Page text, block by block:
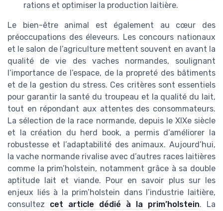
rations et optimiser la production laitière.
Le bien-être animal est également au cœur des
préoccupations des éleveurs. Les concours nationaux
et le salon de l’agriculture mettent souvent en avant la
qualité de vie des vaches normandes, soulignant
l’importance de l’espace, de la propreté des bâtiments
et de la gestion du stress. Ces critères sont essentiels
pour garantir la santé du troupeau et la qualité du lait,
tout en répondant aux attentes des consommateurs.
La sélection de la race normande, depuis le XIXe siècle
et la création du herd book, a permis d’améliorer la
robustesse et l’adaptabilité des animaux. Aujourd’hui,
la vache normande rivalise avec d’autres races laitières
comme la prim’holstein, notamment grâce à sa double
aptitude lait et viande. Pour en savoir plus sur les
enjeux liés à la prim’holstein dans l’industrie laitière,
consultez cet article dédié à la prim’holstein. La